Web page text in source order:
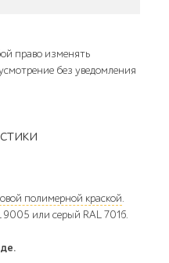
право изменять
без уведомления
полимерной краской.
или серый RAL 7016.